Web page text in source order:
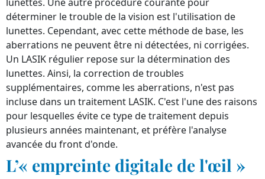
déterminer le trouble de la vision est l'utilisation de
lunettes. Cependant, avec cette méthode de base, les
aberrations ne peuvent être ni détectées, ni corrigées.
Un LASIK régulier repose sur la détermination des
lunettes. Ainsi, la correction de troubles
supplémentaires, comme les aberrations, n'est pas
incluse dans un traitement LASIK. C'est l'une des raisons
pour lesquelles évite ce type de traitement depuis
plusieurs années maintenant, et préfère l'analyse
avancée du front d'onde.
L’« empreinte digitale de l'œil »